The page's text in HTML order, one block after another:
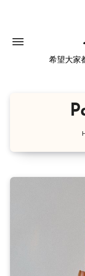
希望大家